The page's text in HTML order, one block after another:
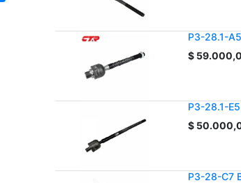
P3-28.1-
$
P3-28.1-
$
P3-28-C7